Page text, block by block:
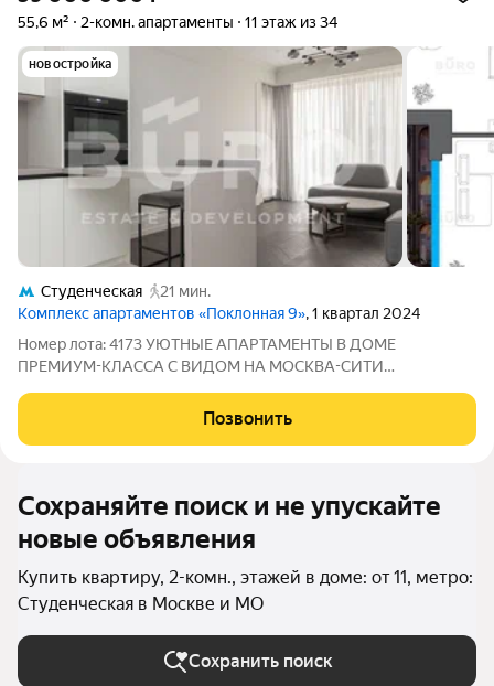
55,6 м² 2-комн. апартаменты 11 этаж из 34
новостройка
Студенческая
21 мин.
Комплекс апартаментов «Поклонная 9», 1 квартал 2024
Номер лота: 4173 УЮТНЫЕ АПАРТАМЕНТЫ В ДОМЕ
ПРЕМИУМ-КЛАССА С ВИДОМ НА МОСКВА-СИТИ
55.6 м, на 11-м этаже 34-этажного монолитного дома премиум-
класса "Поклонная 9", рядом со ст. метро "Парк Победы".
Позвонить
Сохраняйте поиск и не упускайте
новые объявления
Купить квартиру, 2-комн., этажей в доме: от 11, метро:
Студенческая в Москве и МО
Сохранить поиск